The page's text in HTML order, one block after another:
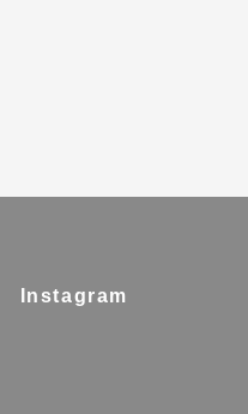
Instagram